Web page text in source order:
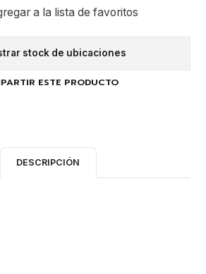
a la lista de favoritos
stock de ubicaciones
ESTE PRODUCTO
DESCRIPCIÓN